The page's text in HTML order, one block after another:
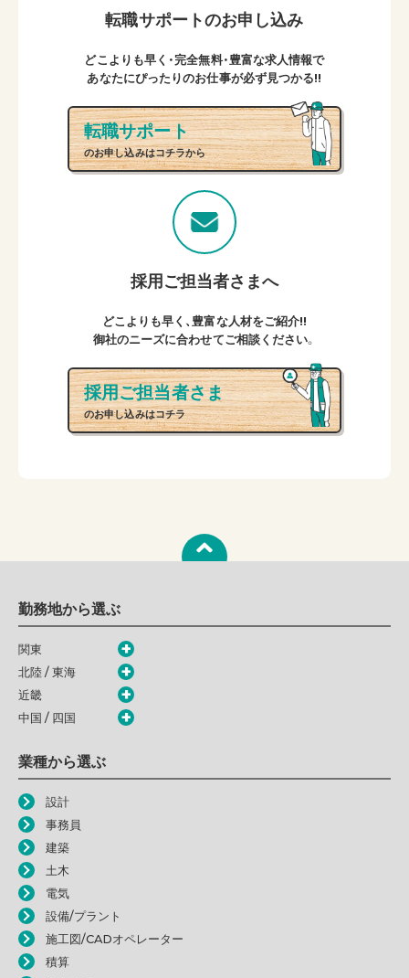
転職サポートのお申し込み
どこよりも早く・完全無料・豊富な求人情報で
あなたにぴったりのお仕事が必ず見つかる!!
転職サポート
のお申し込みはコチラから
採用ご担当者さまへ
どこよりも早く、豊富な人材をご紹介!!
御社のニーズに合わせてご相談ください。
採用ご担当者さま
のお申し込みはコチラ
勤務地から選ぶ
関東
北陸 / 東海
近畿
中国 / 四国
業種から選ぶ
設計
事務員
建築
土木
電気
設備/プラント
施工図/CADオペレーター
積算